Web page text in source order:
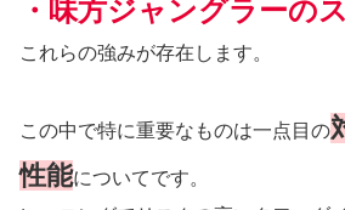
・味方ジャングラーの
これらの強みが存在します。
この中で特に重要なものは一点目の
性能についてです。